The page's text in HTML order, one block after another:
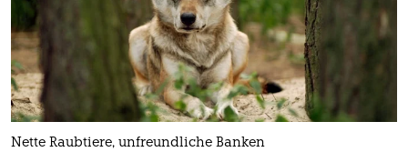
Nette Raubtiere, unfreundliche Banken